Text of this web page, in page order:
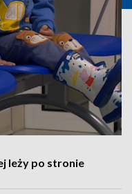
leży po stronie